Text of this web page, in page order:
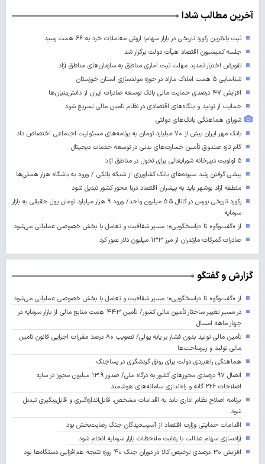
آخرین مطالب شادا
ثبت بالاترین رکورد تاریخی در بازار سهام؛ ارزش معاملات خرد به ۶۶ همت رسید
جلسه کمیسیون اقتصاد هیأت دولت برگزار شد
تفویض اختیار تمدید مهلت ثبت آماری مناطق به سازمان‌های مناطق آزاد
شناسایی ۵ همت املاک مازاد در حوزه مولدسازی استان خوزستان
افزایش ۴۷ درصدی حمایت مالی بانک توسعه صادرات ایران از دانش‌بنیان‌ها
حمایت از تولید و بنگاه‌های اقتصادی در نظام تامین مالی تسریع شود
شورای هماهنگی بانک‌های دولتی
بانک مهر ایران بیش از ۷۰ میلیارد تومان به برنامه‌های مسئولیت اجتماعی اختصاص داد
گام تازه صندوق تأمین خسارت‌های بدنی در توسعه خدمات دیجیتال
۵ اولویت دبیرخانه شورایعالی برای تحول در مناطق آزاد
پیشی گرفتن رشد سپرده‌های بانک کشاورزی از شبکه بانکی / ورود به باشگاه هزار همتی‌ها
منطقه آزاد بوشهر باید به پیشران اقتصاد دریا محور کشور تبدیل شود
رکورد تاریخی بورس در کانال ۵.۵ میلیون واحد/ ورود ۹ هزار میلیارد تومان پول حقیقی به بازار
سرمایه
از «گفت‌وگو» تا «پاسخگویی»؛ مسیر شفافیت و تعامل با بخش خصوصی عملیاتی می‌شود
صادرات گمرکات مازندران از مرز ۱۳۳ میلیون دلار عبور کرد
گزارش و گفتگو
از «گفت‌وگو» تا «پاسخگویی»؛ مسیر شفافیت و تعامل با بخش خصوصی عملیاتی می‌شود
در مسیر تغییر ساختار تأمین مالی کشور/ تأمین ۴۴۳ همت منابع مالی از بازار سرمایه در
چهار ماهه امسال
تأمین مالی تولید بدون فشار بر پایه پولی/ تصویب ۸۰ درصد مقررات اجرایی قانون تامین
مالی تولید و زیرساخت‌ها
هماهنگی راهبردی دولت برای رونق گردشگری در پساجنگ
اتصال ۹۷ درصدی مجوزهای کشور به درگاه ملی/ صدور ۱۳.۹ میلیون مجوز در سایه
اصلاحات ۲۲۶ گانه و راه‌اندازی سامانه‌های هوشمند
برنامه اصلاح نظام اداری باید به اقدامات مشخص، قابل‌اندازه‌گیری و قابل‌پیگیری تبدیل
شود
اقدامات حمایتی وزارت اقتصاد از آسیب‌دیدگان جنگ رضایت‌بخش بود
آزادسازی سهام عدالت با رعایت ملاحظات بازار سرمایه انجام شود
افزایش ۳۰ درصدی ترخیص کالا در دوران جنگ ۴۰ روزه نتیجه هم‌افزایی دستگاه‌ها بود